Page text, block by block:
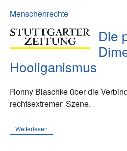
Menschenrechte
Die
Hooliganismus
Ronny Blaschke über die
rechtsextremen Szene.
Weiterlesen